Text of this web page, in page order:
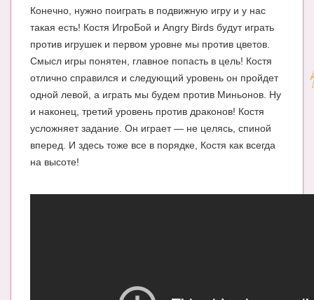
Имена. Святцы
Энциклопедия беременных
СЕРВИСЫ И ПРИЛОЖЕНИЯ
Сервис. Оценка роста и веса ребенка
Приложения для Android
Конечно, нужно поиграть в подвижную игру и у нас
такая есть! Костя ИгроБой и Angry Birds будут играть
против игрушек и первом уровне мы против цветов.
Смысл игры понятен, главное попасть в цель! Костя
отлично справился и следующий уровень он пройдет
одной левой, а играть мы будем против Миньонов. Ну
и наконец, третий уровень против драконов! Костя
усложняет задание. Он играет — не целясь, спиной
вперед. И здесь тоже все в порядке, Костя как всегда
на высоте!